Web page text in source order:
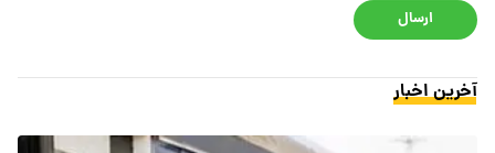
ارسال
آخرین اخبار